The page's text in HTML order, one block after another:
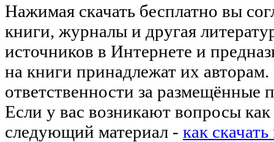
Нажимая скачать бесплатно вы
книги, журналы и другая
источников в Интернете и
на книги принадлежат их
ответственности за размещённые
Если у вас возникают вопросы как
следующий материал - как